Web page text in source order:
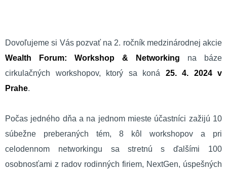
Dovoľujeme si Vás pozvať na 2. ročník medzinárodnej akcie
Wealth Forum: Workshop & Networking na báze
cirkulačných workshopov, ktorý sa koná 25. 4. 2024 v
Prahe.
Počas jedného dňa a na jednom mieste účastníci zažijú 10
súbežne preberaných tém, 8 kôl workshopov a pri
celodennom networkingu sa stretnú s ďalšími 100
osobnosťami z radov rodinných firiem, NextGen, úspešných